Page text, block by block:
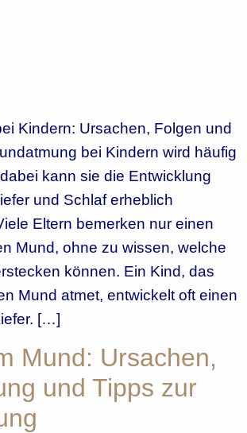
Kindern: Ursachen, Folgen und
bei Kindern wird häufig
kann sie die Entwicklung
und Schlaf erheblich
Eltern bemerken nur einen
Mund, ohne zu wissen, welche
können. Ein Kind, das
Mund atmet, entwickelt oft einen
[…]
Mund: Ursachen,
und Tipps zur